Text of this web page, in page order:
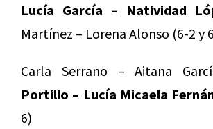
Lucía García – Natividad
Martínez – Lorena Alonso (6-2 y
Carla Serrano – Aitana
Portillo – Lucía Micaela
6)